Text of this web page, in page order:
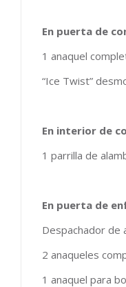
En puerta de
1 anaquel
“Ice Twist”
En interior de
1 parrilla de
En puerta de
Despachador de
2 anaqueles
1 anaquel para